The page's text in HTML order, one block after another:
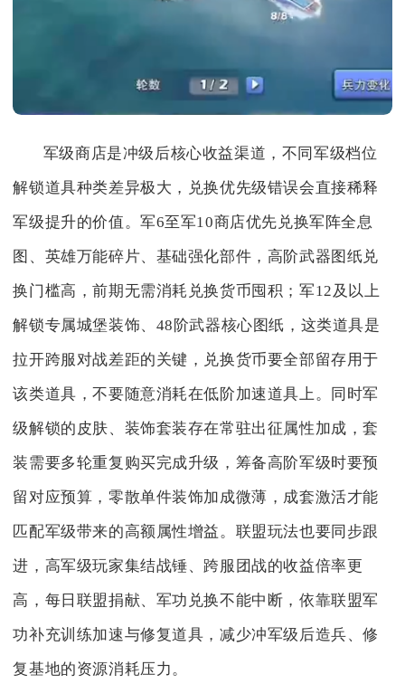
军级商店是冲级后核心收益渠道，不同军级档位
解锁道具种类差异极大，兑换优先级错误会直接稀释
军级提升的价值。军6至军10商店优先兑换军阵全息
图、英雄万能碎片、基础强化部件，高阶武器图纸兑
换门槛高，前期无需消耗兑换货币囤积；军12及以上
解锁专属城堡装饰、48阶武器核心图纸，这类道具是
拉开跨服对战差距的关键，兑换货币要全部留存用于
该类道具，不要随意消耗在低阶加速道具上。同时军
级解锁的皮肤、装饰套装存在常驻出征属性加成，套
装需要多轮重复购买完成升级，筹备高阶军级时要预
留对应预算，零散单件装饰加成微薄，成套激活才能
匹配军级带来的高额属性增益。联盟玩法也要同步跟
进，高军级玩家集结战锤、跨服团战的收益倍率更
高，每日联盟捐献、军功兑换不能中断，依靠联盟军
功补充训练加速与修复道具，减少冲军级后造兵、修
复基地的资源消耗压力。